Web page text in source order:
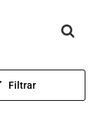
Filtrar